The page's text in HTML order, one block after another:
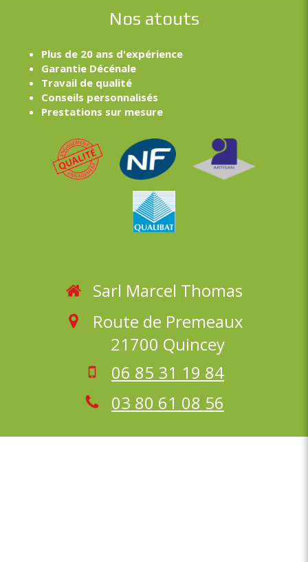
Nos atouts
Plus de 20 ans d'expérience
Garantie Décénale
Travail de qualité
Conseils personnalisés
Prestations sur mesure
Sarl Marcel Thomas
Route de Premeaux
21700 Quincey
06 85 31 19 84
03 80 61 08 56